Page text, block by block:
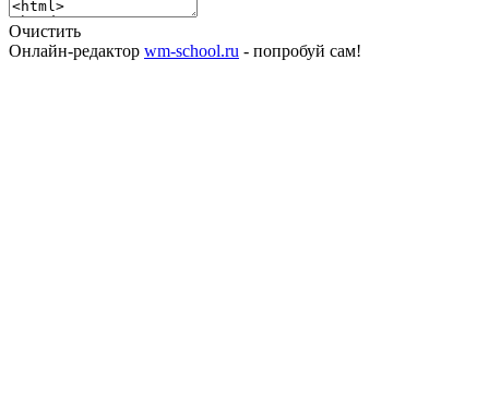
Очистить
Онлайн-редактор wm-school.ru - попробуй сам!